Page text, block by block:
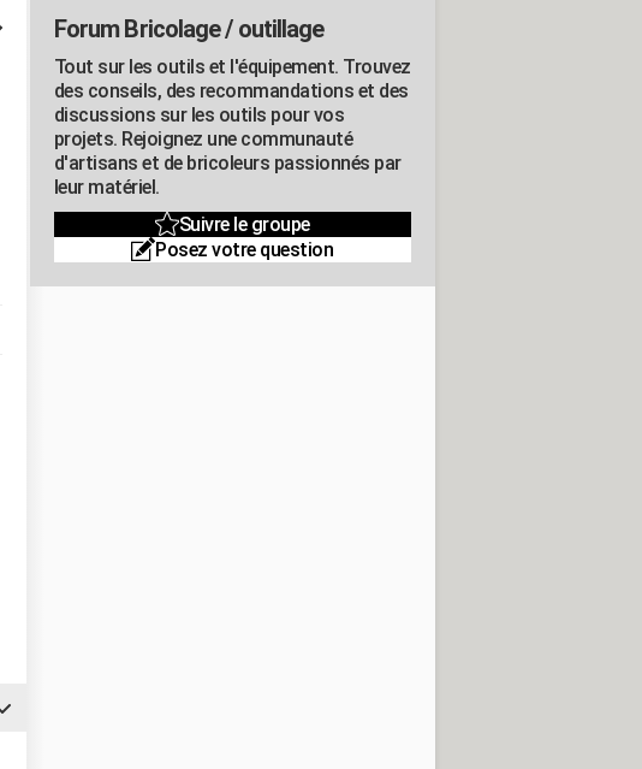
Forum Bricolage / outillage
Tout sur les outils et l'équipement. Trouvez
des conseils, des recommandations et des
discussions sur les outils pour vos
projets. Rejoignez une communauté
d'artisans et de bricoleurs passionnés par
leur matériel.
Suivre le groupe
Posez votre question